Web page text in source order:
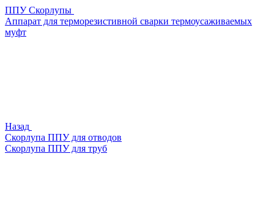
ППУ Скорлупы
Аппарат для терморезистивной сварки термоусаживаемых
муфт
Назад
Скорлупа ППУ для отводов
Скорлупа ППУ для труб